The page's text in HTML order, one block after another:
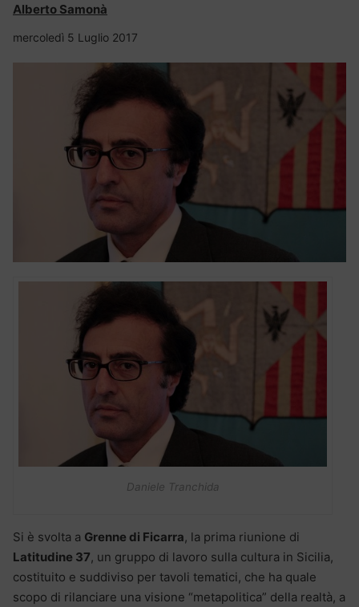
Alberto Samonà
mercoledì 5 Luglio 2017
Daniele Tranchida
Si è svolta a Grenne di Ficarra, la prima riunione di
Latitudine 37, un gruppo di lavoro sulla cultura in Sicilia,
costituito e suddiviso per tavoli tematici, che ha quale
scopo di rilanciare una visione “metapolitica” della realtà, a